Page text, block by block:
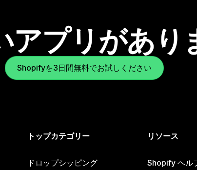
アプリがあり
Shopifyを3日間無料でお試しください
トップカテゴリー
ドロップシッピング
リソース
Shopify ヘル